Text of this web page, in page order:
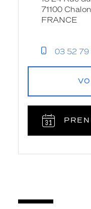
71100
FRANCE
03 52 79